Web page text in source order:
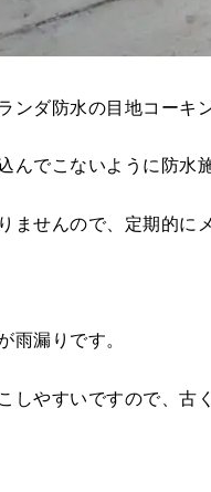
ンダ防水の目地コーキ
んでこないように防水
ませんので、定期的に
漏りです。
しやすいですので、